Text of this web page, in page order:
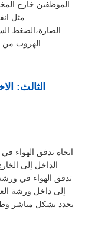
الموظفين خارج
مثل
الضارة،الضغط
الهروب
الثالث:
اتجاه تدفق الهواء
الداخل إلى
تدفق الهواء في
إلى داخل ورشة
يحدد بشكل مباشر